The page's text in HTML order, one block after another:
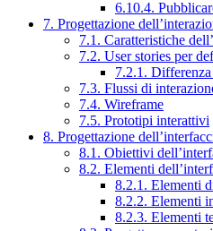
6.10.4.
7. Progettazione
7.1. Caratteristiche
7.2. User stories per
7.2.1. Differenza
7.3. Flussi di
7.4. Wireframe
7.5. Prototipi interattivi
8. Progettazione
8.1. Obiettivi
8.2. Elementi
8.2.1. Elementi
8.2.2. Elementi
8.2.3. Elementi